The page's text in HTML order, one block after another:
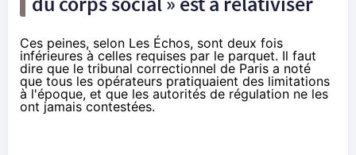
Ces peines, selon Les Échos, sont deux fois
inférieures à celles requises par le parquet. Il faut
dire que le tribunal correctionnel de Paris a noté
que tous les opérateurs pratiquaient des limitations
à l'époque, et que les autorités de régulation ne les
ont jamais contestées.